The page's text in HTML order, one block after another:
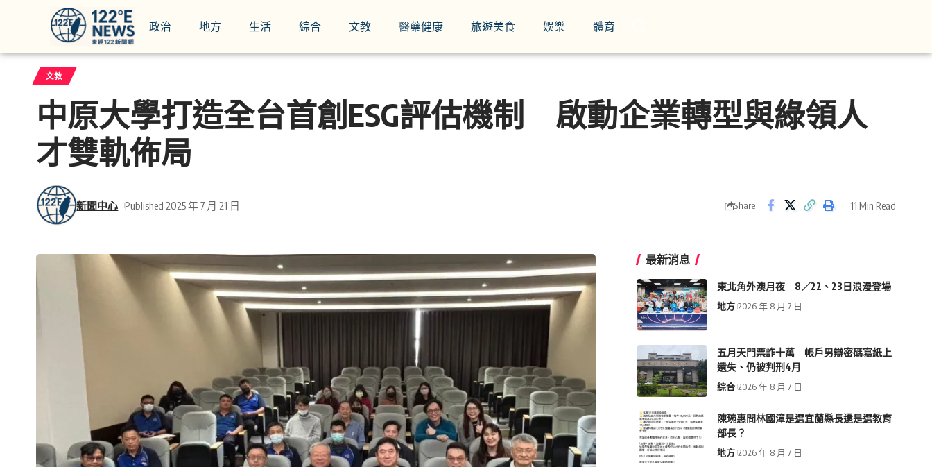
政治 地方 生活 綜合 文教 醫藥健康 旅遊美食 娛樂 體育
文教
中原大學打造全台首創ESG評估機制 啟動企業轉型與綠領人
才雙軌佈局
新聞中心 Published 2025 年 7 月 21 日 Share 11 Min Read
最新消息
東北角外澳月夜 8／22、23日浪漫登場
地方 2026 年 8 月 7 日
五月天門票詐十萬 帳戶男辯密碼寫紙上
遺失、仍被判刑4月
綜合 2026 年 8 月 7 日
陳琬惠問林國漳是選宜蘭縣長還是選教育
部長？
地方 2026 年 8 月 7 日